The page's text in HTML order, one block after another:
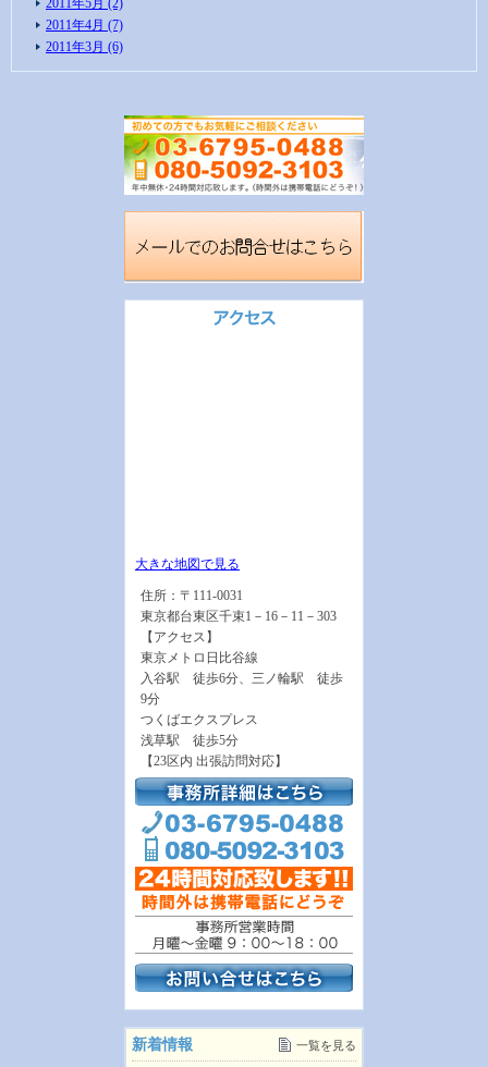
2011年4月 (7)
2011年3月 (6)
大きな地図で見る
住所：〒111-0031
東京都台東区千束1－16－11－303
【アクセス】
東京メトロ日比谷線
入谷駅 徒歩6分、三ノ輪駅 徒歩
9分
つくばエクスプレス
浅草駅 徒歩5分
【23区内 出張訪問対応】
新着情報 一覧を見る